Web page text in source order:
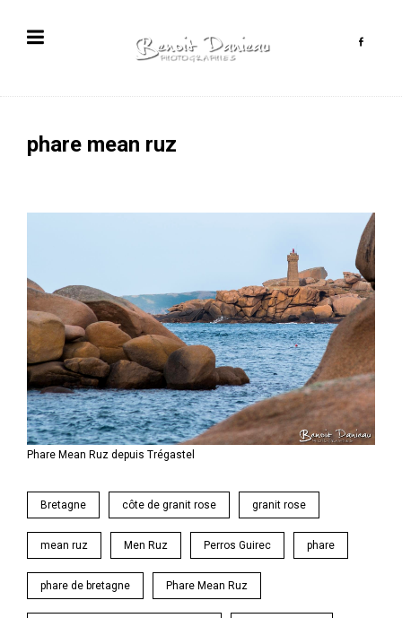
phare mean ruz
Phare Mean Ruz depuis Trégastel
Bretagne côte de granit rose granit rose
mean ruz Men Ruz Perros Guirec phare
phare de bretagne Phare Mean Ruz